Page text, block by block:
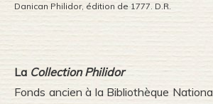
Danican Philidor, édition de 1777. D.R.
La Collection Philidor
Fonds ancien à la Bibliothèque